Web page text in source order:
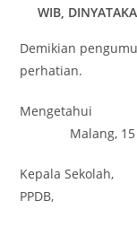
WIB,
Demikian
perhatian.
Malang, 15
Kepala
PPDB,